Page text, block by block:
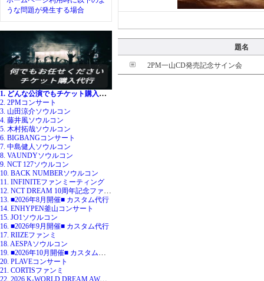
うな問題が発生する場合
1. どんな公演でもチケット購入代行
2. 2PMコンサート
3. 山田涼介ソウルコン
4. 藤井風ソウルコン
5. 木村拓哉ソウルコン
6. BIGBANGコンサート
7. 中島健人ソウルコン
8. VAUNDYソウルコン
9. NCT 127ソウルコン
10. BACK NUMBERソウルコン
11. INFINITEファンミーティング
12. NCT DREAM 10周年記念ファンミ
13. ■2026年8月開催■ カスタム代行
14. ENHYPEN釜山コンサート
15. JO1ソウルコン
16. ■2026年9月開催■ カスタム代行
17. RIIZEファンミ
18. AESPAソウルコン
19. ■2026年10月開催■ カスタム代行
20. PLAVEコンサート
21. CORTISファンミ
22. 2026 K-WORLD DREAM AWARDS
題名
2PM一山CD発売記念サイン会